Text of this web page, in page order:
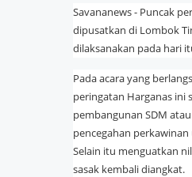
Savananews - Puncak
dipusatkan di Lombok
dilaksanakan pada hari
Pada acara yang
peringatan Harganas ini
pembangunan SDM
pencegahan
Selain itu menguatkan
sasak kembali diangkat.